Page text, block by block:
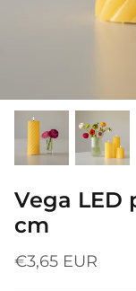
Vega LED
cm
€3,65 EUR